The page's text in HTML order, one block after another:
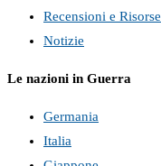
Recensioni e Risorse
Notizie
Le nazioni in Guerra
Germania
Italia